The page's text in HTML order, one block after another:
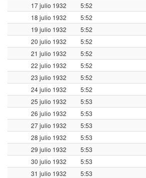
17 julio 1932
5:52
18 julio 1932
5:52
19 julio 1932
5:52
20 julio 1932
5:52
21 julio 1932
5:52
22 julio 1932
5:52
23 julio 1932
5:52
24 julio 1932
5:52
25 julio 1932
5:53
26 julio 1932
5:53
27 julio 1932
5:53
28 julio 1932
5:53
29 julio 1932
5:53
30 julio 1932
5:53
31 julio 1932
5:53